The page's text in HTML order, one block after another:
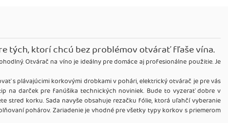
tých, ktorí chcú bez problémov otvárať fľaše vína.
Otvárač na víno je ideálny pre domáce aj profesionálne použitie. Je
s plávajúcimi korkovými drobkami v pohári, elektrický otvárač je pre vás
na darček pre fanúšika technických noviniek. Bude to vyzerať dobre v
stred korku. Sada navyše obsahuje rezačku fólie, ktorá uľahčí vyberanie
pohárov. Zariadenie je vhodné pre všetky typy korkov s priemerom